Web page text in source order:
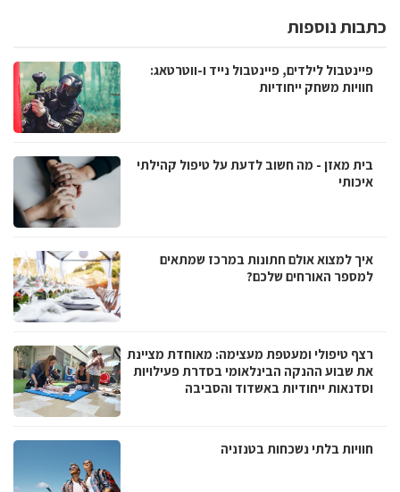
כתבות נוספות
פיינטבול לילדים, פיינטבול נייד ו-ווטרטאג:
חוויות משחק ייחודיות
בית מאזן - מה חשוב לדעת על טיפול קהילתי
איכותי
איך למצוא אולם חתונות במרכז שמתאים
למספר האורחים שלכם?
רצף טיפולי ומעטפת מעצימה: מאוחדת מציינת
את שבוע ההנקה הבינלאומי בסדרת פעילויות
וסדנאות ייחודיות באשדוד והסביבה
חוויות בלתי נשכחות בטנזניה